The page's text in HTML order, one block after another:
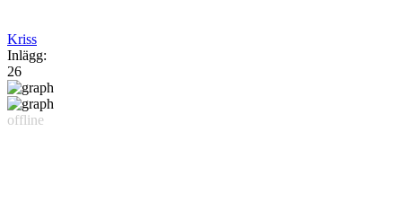
Kriss
Inlägg:
26
offline